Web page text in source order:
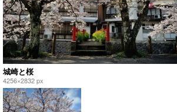
城崎と桜
4256×2832 px